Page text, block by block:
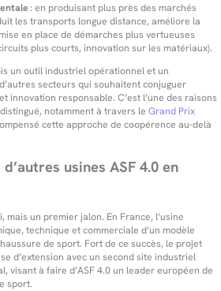
: en produisant plus près des marchés
les transports longue distance, améliore la
en place de démarches plus vertueuses
plus courts, innovation sur les matériaux).
un outil industriel opérationnel et un
secteurs qui souhaitent conjuguer
innovation responsable. C’est l’une des raisons
notamment à travers le Grand Prix
cette approche de coopérence au‑delà
usines ASF 4.0 en
mais un premier jalon. En France, l’usine
technique et commerciale d’un modèle
de sport. Fort de ce succès, le projet
d’extension avec un second site industriel
visant à faire d’ASF 4.0 un leader européen de
sport.